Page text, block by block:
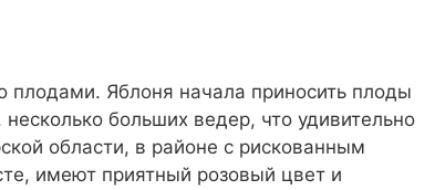
плодами. Яблоня начала приносить плоды
больших ведер, что удивительно
области, в районе с рискованным
имеют приятный розовый цвет и